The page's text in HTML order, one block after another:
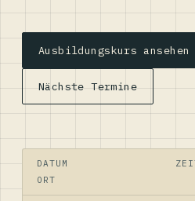
Ausbildungskurs ansehen
Nächste Termine
DATUM
ORT